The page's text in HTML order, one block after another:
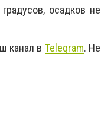
осадков не
канал в Telegram. Не